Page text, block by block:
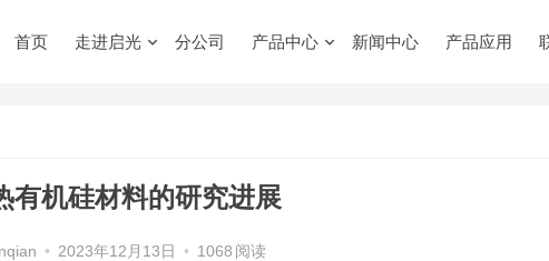
首页 走进启光 分公司 产品中心 新闻中心 产品应用
有机硅材料的研究进展
• 2023年12月13日 • 1068 阅读